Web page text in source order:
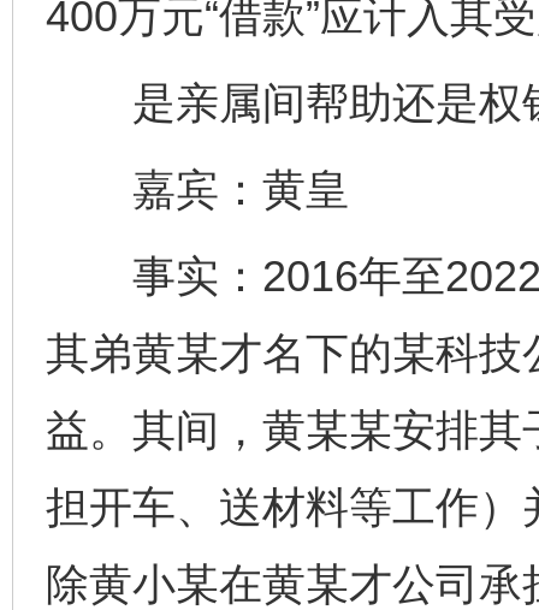
400万元“借款”应计入其
是亲属间帮助还是权
嘉宾：黄皇
事实：2016年至2022
其弟黄某才名下的某科
益。其间，黄某某安排
担开车、送材料等工作）
除黄小某在黄某才公司